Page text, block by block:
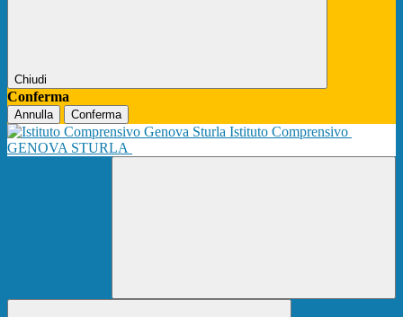
Chiudi
Conferma
Annulla Conferma
Istituto Comprensivo
GENOVA STURLA